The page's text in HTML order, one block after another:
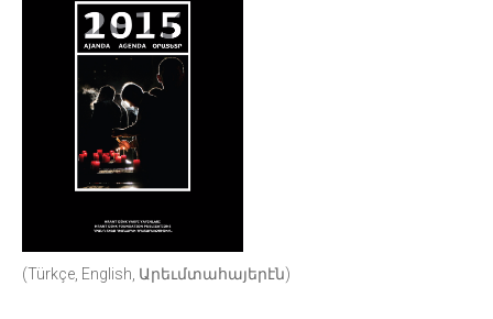
(Türkçe, English, Արեւմտահայերէն)